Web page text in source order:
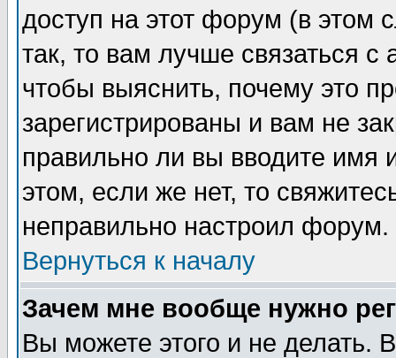
доступ на этот форум (в этом
так, то вам лучше связаться
чтобы выяснить, почему это
зарегистрированы и вам не
правильно ли вы вводите
этом, если же нет, то
неправильно настроил форум.
Вернуться к началу
Зачем мне вообще нужно
Вы можете этого и не делать.